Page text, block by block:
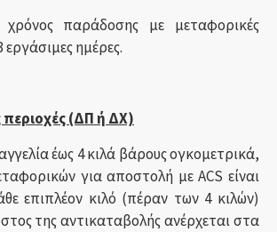
χρόνος παράδοσης με μεταφορικές
εργάσιμες ημέρες.
(ΔΠ ή ΔΧ)
έως 4 κιλά βάρους ογκομετρικά,
για αποστολή με ACS είναι
επιπλέον κιλό (πέραν των 4 κιλών)
της αντικαταβολής ανέρχεται στα